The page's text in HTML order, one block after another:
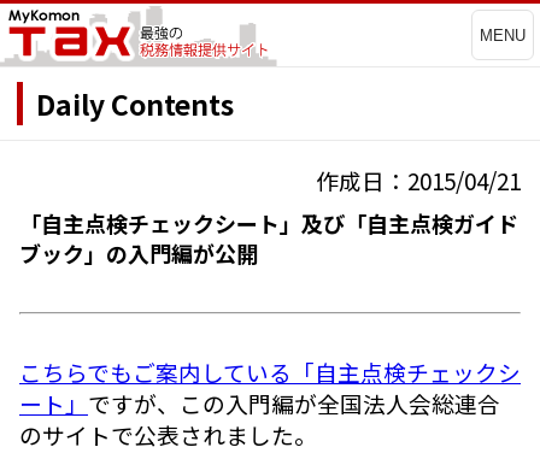
MENU
Daily Contents
作成日：2015/04/21
「自主点検チェックシート」及び「自主点検ガイド
ブック」の入門編が公開
こちらでもご案内している「自主点検チェックシ
ート」 ですが、この入門編が全国法人会総連合
のサイトで公表されました。